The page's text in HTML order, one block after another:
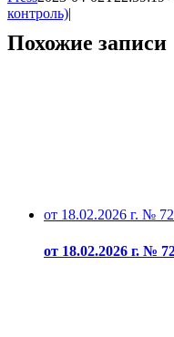
контроль)|
Похожие записи
от 18.02.2026 г. № 72
от 18.02.2026 г. №